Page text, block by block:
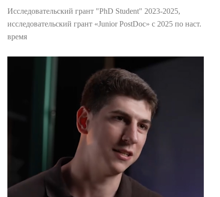
Исследовательский грант "PhD Student" 2023-2025,
исследовательский грант «Junior PostDoc» с 2025 по наст.
время